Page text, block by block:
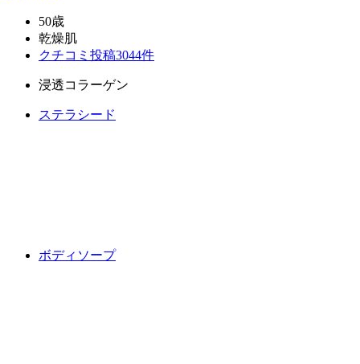
50歳
乾燥肌
クチコミ投稿3044件
浸透コラーゲン
ステラシード
ボディソープ